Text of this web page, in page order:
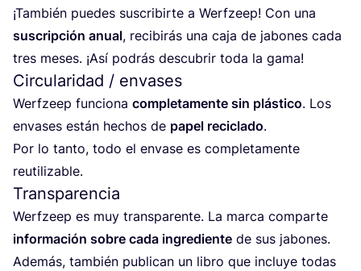
¡Tam­bién pue­des sus­cri­bir­te a Werf­zeep! Con una
sus­crip­ción anual, reci­bi­rás una caja de jabo­nes cada
tres meses. ¡Así podrás des­cu­brir toda la gama!
Circularidad / envases
Werf­zeep fun­cio­na com­ple­ta­men­te sin plás­ti­co. Los
enva­ses están hechos de papel reci­cla­do.
Por lo tan­to, todo el enva­se es com­ple­ta­men­te
reutilizable.
Transparencia
Werf­zeep es muy trans­pa­ren­te. La mar­ca com­par­te
infor­ma­ción sobre cada ingre­dien­te de sus jabo­nes.
Ade­más, tam­bién publi­can un libro que inclu­ye todas